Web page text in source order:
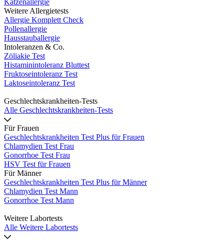
Weitere Allergietests
Allergie Komplett Check
Pollenallergie
Hausstauballergie
Intoleranzen & Co.
Zöliakie Test
Histaminintoleranz Bluttest
Fruktoseintoleranz Test
Laktoseintoleranz Test
Geschlechtskrankheiten-Tests
Alle Geschlechtskrankheiten-Tests
Für Frauen
Geschlechtskrankheiten Test Plus für Frauen
Chlamydien Test Frau
Gonorrhoe Test Frau
HSV Test für Frauen
Für Männer
Geschlechtskrankheiten Test Plus für Männer
Chlamydien Test Mann
Gonorrhoe Test Mann
Weitere Labortests
Alle Weitere Labortests